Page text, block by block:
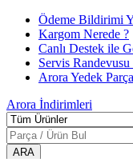
Ödeme Bildirimi
Kargom Nerede ?
Canlı Destek ile
Servis
Arora Yedek
Arora İndirimleri